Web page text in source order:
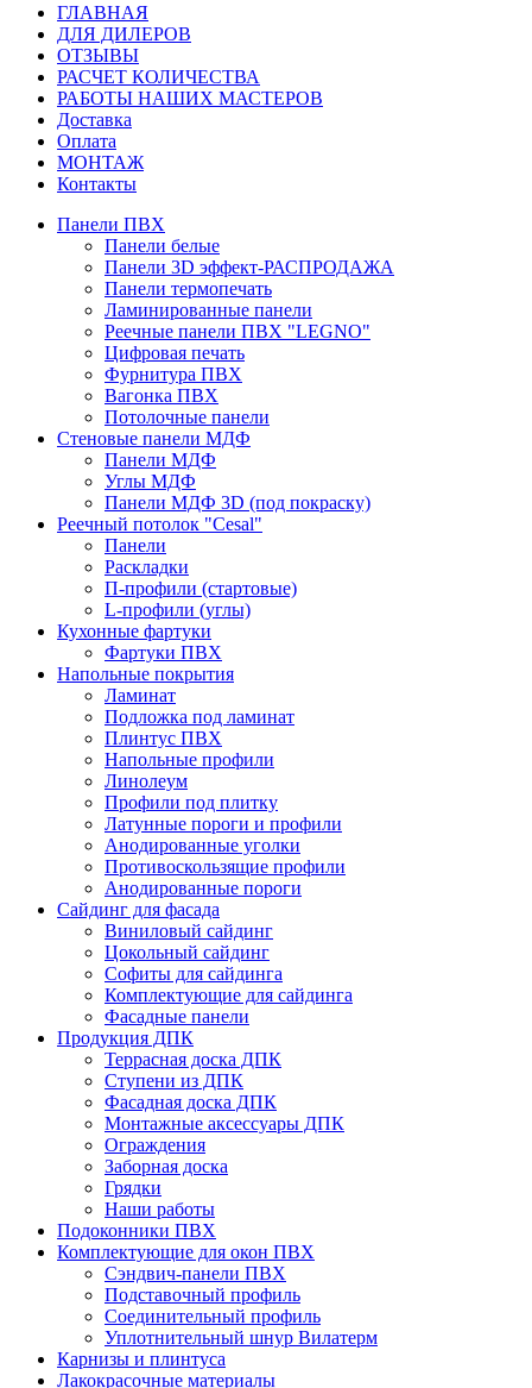
ГЛАВНАЯ
ДЛЯ ДИЛЕРОВ
ОТЗЫВЫ
РАСЧЕТ КОЛИЧЕСТВА
РАБОТЫ НАШИХ МАСТЕРОВ
Доставка
Оплата
МОНТАЖ
Контакты
Панели ПВХ
Панели белые
Панели 3D эффект-РАСПРОДАЖА
Панели термопечать
Ламинированные панели
Реечные панели ПВХ "LEGNO"
Цифровая печать
Фурнитура ПВХ
Вагонка ПВХ
Потолочные панели
Стеновые панели МДФ
Панели МДФ
Углы МДФ
Панели МДФ 3D (под покраску)
Реечный потолок "Cesal"
Панели
Раскладки
П-профили (стартовые)
L-профили (углы)
Кухонные фартуки
Фартуки ПВХ
Напольные покрытия
Ламинат
Подложка под ламинат
Плинтус ПВХ
Напольные профили
Линолеум
Профили под плитку
Латунные пороги и профили
Анодированные уголки
Противоскользящие профили
Анодированные пороги
Сайдинг для фасада
Виниловый сайдинг
Цокольный сайдинг
Софиты для сайдинга
Комплектующие для сайдинга
Фасадные панели
Продукция ДПК
Террасная доска ДПК
Ступени из ДПК
Фасадная доска ДПК
Монтажные аксессуары ДПК
Ограждения
Заборная доска
Грядки
Наши работы
Подоконники ПВХ
Комплектующие для окон ПВХ
Сэндвич-панели ПВХ
Подставочный профиль
Соединительный профиль
Уплотнительный шнур Вилатерм
Карнизы и плинтуса
Лакокрасочные материалы